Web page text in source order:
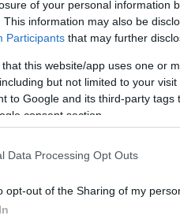
of your personal information
This information may also be
Participants that may further
that this website/app uses one or
but not limited to your
to Google and its third-party
consent section.
Data Processing Opt Outs
opt-out of the Sharing of my